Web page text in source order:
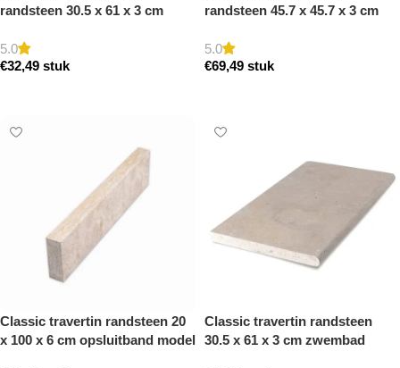
randsteen 30.5 x 61 x 3 cm
getrommeld
5.0
€32,49 stuk
randsteen 45.7 x 45.7 x 3 cm
getrommeld
5.0
€69,49 stuk
Classic travertin randsteen 20
x 100 x 6 cm opsluitband model
Classic travertin randsteen
30.5 x 61 x 3 cm zwembad